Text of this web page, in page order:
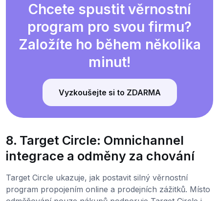
Chcete spustit věrnostní
program pro svou firmu?
Založíte ho během několika
minut!
Vyzkoušejte si to ZDARMA
8. Target Circle: Omnichannel
integrace a odměny za chování
Target Circle ukazuje, jak postavit silný věrnostní
program propojením online a prodejních zážitků. Místo